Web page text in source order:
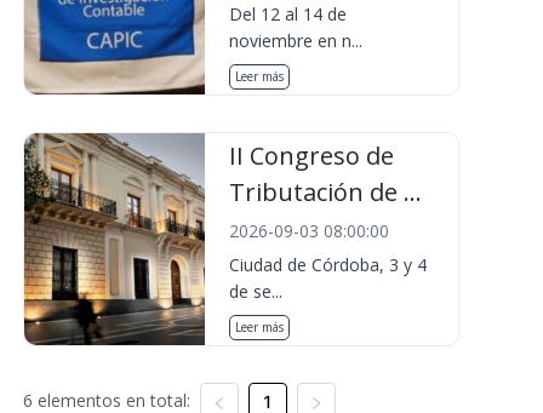
Del 12 al 14 de
noviembre en n...
Leer más
II Congreso de
Tributación de ...
2026-09-03 08:00:00
Ciudad de Córdoba, 3 y 4
de se...
Leer más
6 elementos en total: 1